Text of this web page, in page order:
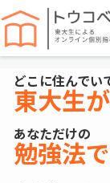
どこに住んでい
東大生
あなただけの
勉強法